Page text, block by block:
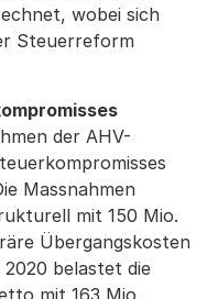
wobei sich
Steuerreform
der AHV-
Massnahmen
mit 150 Mio.
Übergangskosten
belastet die
mit 163 Mio.